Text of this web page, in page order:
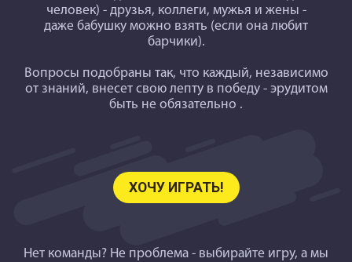
человек) - друзья, коллеги, мужья и жены -
даже бабушку можно взять (если она любит
барчики).
Вопросы подобраны так, что каждый, независимо
от знаний, внесет свою лепту в победу - эрудитом
быть не обязательно .
ХОЧУ ИГРАТЬ!
Нет команды? Не проблема - выбирайте игру, а мы